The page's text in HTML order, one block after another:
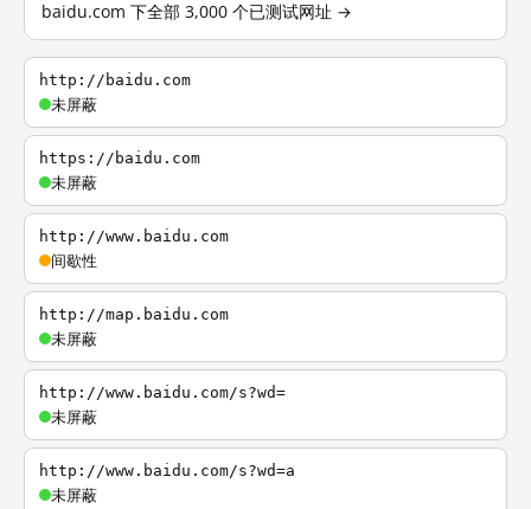
baidu.com 下全部 3,000 个已测试网址 →
http://baidu.com
未屏蔽
https://baidu.com
未屏蔽
http://www.baidu.com
间歇性
http://map.baidu.com
未屏蔽
http://www.baidu.com/s?wd=
未屏蔽
http://www.baidu.com/s?wd=a
未屏蔽